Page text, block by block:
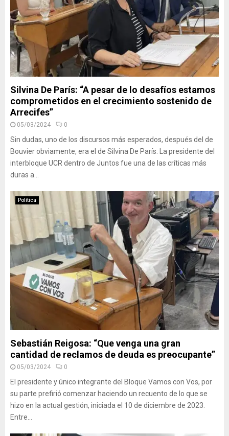
Silvina De París: “A pesar de lo desafíos estamos
comprometidos en el crecimiento sostenido de
Arrecifes”
05/03/2024 0
Sin dudas, uno de los discursos más esperados, después del de
Bouvier obviamente, era el de Silvina De París. La presidente del
interbloque UCR dentro de Juntos fue una de las críticas más
duras a...
Política
Sebastián Reigosa: “Que venga una gran
cantidad de reclamos de deuda es preocupante”
05/03/2024 0
El presidente y único integrante del Bloque Vamos con Vos, por
su parte prefirió comenzar haciendo un recuento de lo que se
hizo en la actual gestión, iniciada el 10 de diciembre de 2023.
Entre...